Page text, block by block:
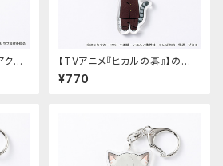
クリ
【TVアニメ『ヒカルの碁』】のび
猫アクリルキーホルダー（筒井
公宏）
¥770